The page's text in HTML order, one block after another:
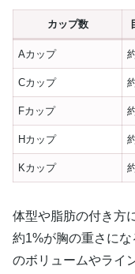
カップ数
Aカップ
Cカップ
Fカップ
Hカップ
Kカップ
体型や脂肪の付き方
約1%が胸の重さに
のボリュームやライ